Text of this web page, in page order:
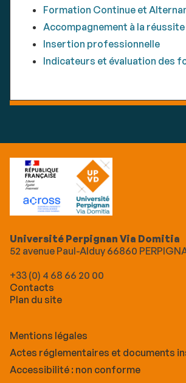
Formation Continue et
Accompagnement à la réussite
Insertion professionnelle
Indicateurs et évaluation des
Université Perpignan Via Domitia
52 avenue Paul-Alduy 66860
+33 (0) 4 68 66 20 00
Contacts
Plan du site
Mentions légales
Actes réglementaires et documents
Accessibilité : non conforme